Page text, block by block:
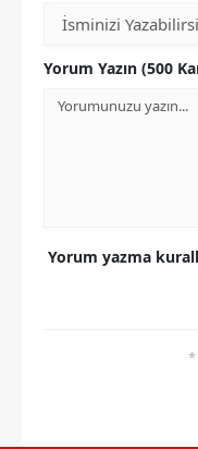
Yorum Yazın (500
Yorum yazma
*